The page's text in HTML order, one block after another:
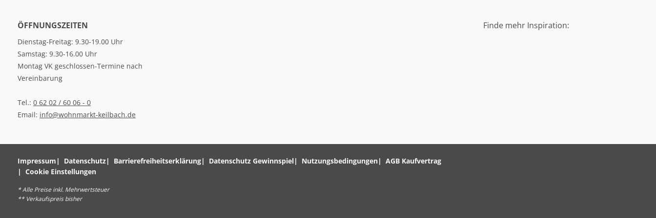
ÖFFNUNGSZEITEN
Dienstag-Freitag: 9.30-19.00 Uhr
Samstag: 9.30-16.00 Uhr
Montag VK geschlossen-Termine nach
Vereinbarung
Tel.: 0 62 02 / 60 06 - 0
Email: info@wohnmarkt-keilbach.de
Finde mehr Inspiration:
Impressum Datenschutz Barrierefreiheitserklärung Datenschutz Gewinnspiel Nutzungsbedingungen
AGB Kaufvertrag
Cookie Einstellungen
* Alle Preise inkl. Mehrwertsteuer
** Verkaufspreis bisher